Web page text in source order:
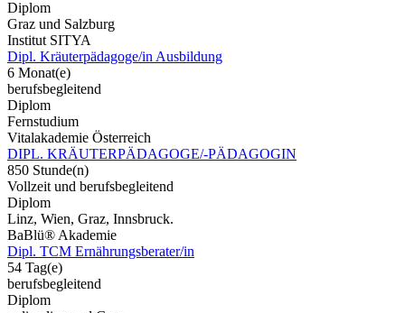
Diplom
Graz und Salzburg
Institut SITYA
Dipl. Kräuterpädagoge/in Ausbildung
6 Monat(e)
berufsbegleitend
Diplom
Fernstudium
Vitalakademie Österreich
DIPL. KRÄUTERPÄDAGOGE/-PÄDAGOGIN
850 Stunde(n)
Vollzeit und berufsbegleitend
Diplom
Linz, Wien, Graz, Innsbruck.
BaBlü® Akademie
Dipl. TCM Ernährungsberater/in
54 Tag(e)
berufsbegleitend
Diplom